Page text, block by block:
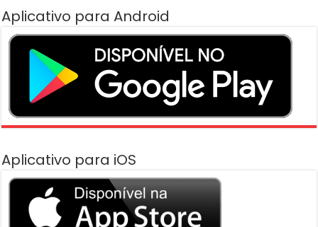
Aplicativo para Android
Aplicativo para iOS